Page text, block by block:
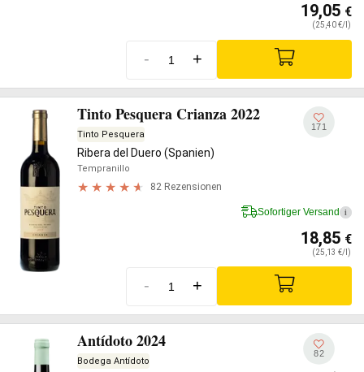
19,05 €
(25,40 €/l)
- +
Tinto Pesquera Crianza 2022
Tinto Pesquera
Ribera del Duero (Spanien)
Tempranillo
82 Rezensionen
171
Sofortiger Versand i
18,85 €
(25,13 €/l)
- +
Antídoto 2024
Bodega Antídoto
82